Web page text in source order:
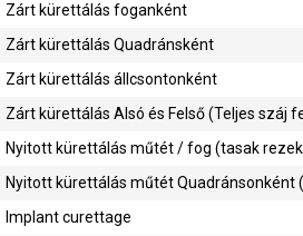
Zárt kürettálás foganként
Zárt kürettálás Quadránsként
Zárt kürettálás állcsontonként
Zárt kürettálás Alsó és Felső (Teljes száj
Nyitott kürettálás műtét / fog (tasak
Nyitott kürettálás műtét
Implant curettage